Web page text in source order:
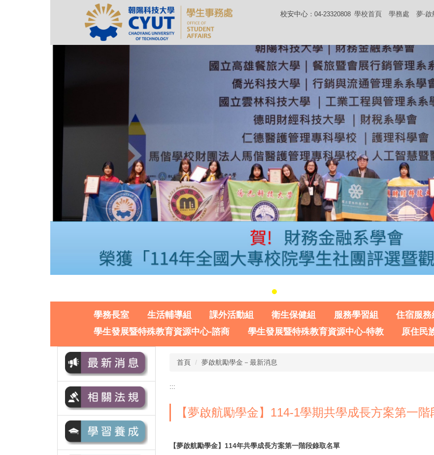
校安中心 ：04-23320808 學校首頁 學務處 夢‧
學務長室 生活輔導組 課外活動組 衛生保健組 服務學習組 住宿服務
學生發展暨特殊教育資源中心-諮商
學生發展暨特殊教育資源中心-特教 原住民
首頁 夢啟航勵學金－最新消息
:::
【夢啟航勵學金】114-1學期共學成長方案第一
【夢啟航勵學金】114年共學成長方案第一階段錄取名單